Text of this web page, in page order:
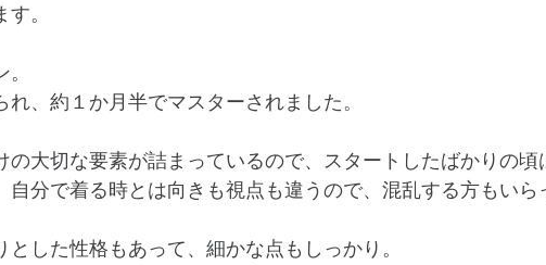
。
、約１か月半でマスターされました。
の大切な要素が詰まっているので、スタートしたばかりの頃
自分で着る時とは向きも視点も違うので、混乱する方もいら
した性格もあって、細かな点もしっかり。